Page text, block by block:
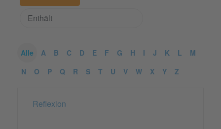
Alle A B C D E F G H I J K L
M
N
O P Q R S T U V W X Y Z
Reflexion